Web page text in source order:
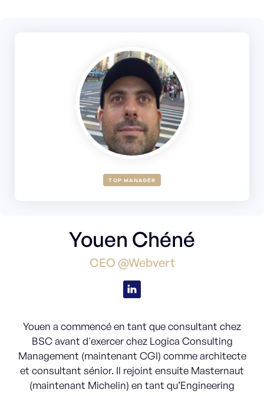
TOP MANAGER
Youen Chéné
CEO @Webvert
Youen a commencé en tant que consultant chez
BSC avant d'exercer chez Logica Consulting
Management (maintenant CGI) comme architecte
et consultant sénior. Il rejoint ensuite Masternaut
(maintenant Michelin) en tant qu’Engineering